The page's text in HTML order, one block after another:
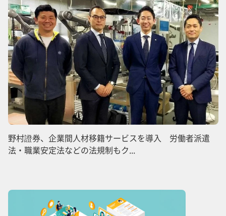
野村證券、企業間人材移籍サービスを導入 労働者派遣
法・職業安定法などの法規制もク...